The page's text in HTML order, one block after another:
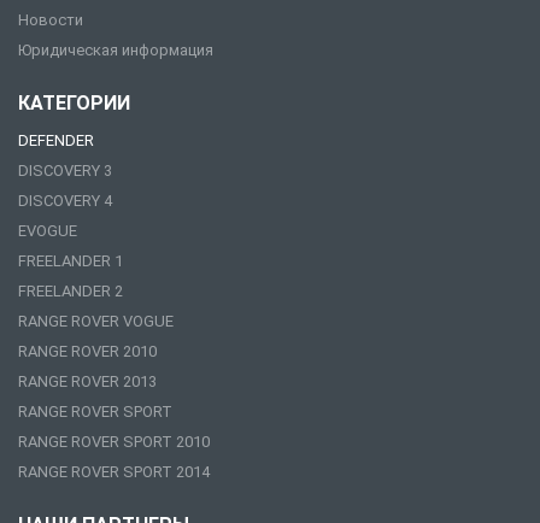
Новости
Юридическая информация
КАТЕГОРИИ
DEFENDER
DISCOVERY 3
DISCOVERY 4
EVOGUE
FREELANDER 1
FREELANDER 2
RANGE ROVER VOGUE
RANGE ROVER 2010
RANGE ROVER 2013
RANGE ROVER SPORT
RANGE ROVER SPORT 2010
RANGE ROVER SPORT 2014